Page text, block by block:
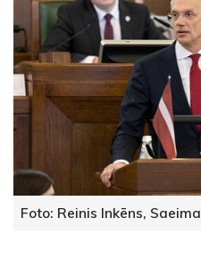
Foto: Reinis Inkēns, Saeima